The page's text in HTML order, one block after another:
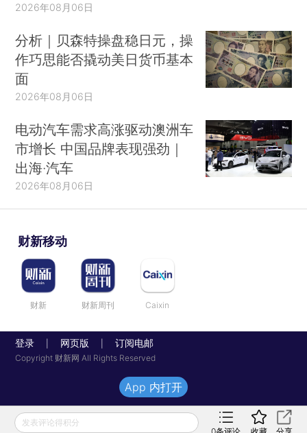
2026年08月06日
分析｜贝森特操盘稳日元，操
作巧思能否撬动美日货币基本
面
2026年08月06日
电动汽车需求高涨驱动澳洲车
市增长 中国品牌表现强劲｜
出海·汽车
2026年08月06日
财新移动
财新 财新周刊 Caixin
登录 网页版 订阅电邮
Copyright 财新网 All Rights Reserved
发表评论得积分
0条评论 收藏 分享
App 内打开